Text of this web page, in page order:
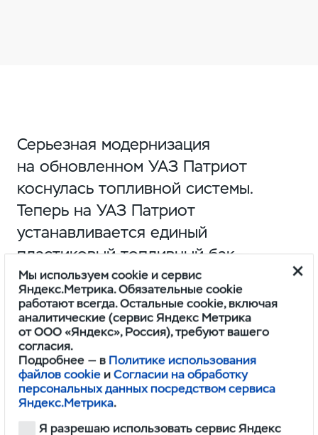
Серьезная модернизация
на обновленном УАЗ Патриот
коснулась топливной системы.
Теперь на УАЗ Патриот
устанавливается единый
пластиковый топливный бак
с пластиковой наливной
горловиной.
Объем топливного бака, л
Мы используем cookie и сервис
Яндекс.Метрика. Обязательные cookie
работают всегда. Остальные cookie, включая
аналитические (сервис Яндекс Метрика
от ООО «Яндекс», Россия), требуют вашего
согласия.
Подробнее — в Политике использования
файлов cookie иСогласии на обработку
персональных данных посредством сервиса
Яндекс.Метрика.
Я разрешаю использовать сервис Яндекс